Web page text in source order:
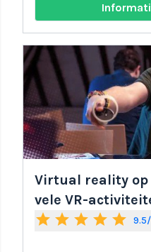
Virtual reality op
vele VR-
star star star star star